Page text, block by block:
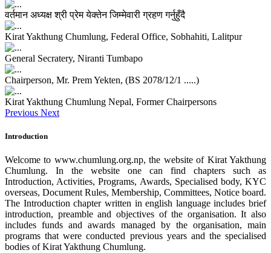
वर्तमान अध्यक्ष श्री प्रेम येक्तेन जिम्मेवारी ग्रहण गर्नुहुँदै
Kirat Yakthung Chumlung, Federal Office, Sobhahiti, Lalitpur
General Secratery, Niranti Tumbapo
Chairperson, Mr. Prem Yekten, (BS 2078/12/1 .....)
Kirat Yakthung Chumlung Nepal, Former Chairpersons
Previous Next
Introduction
Welcome to www.chumlung.org.np, the website of Kirat Yakthung
Chumlung. In the website one can find chapters such as
Introduction, Activities, Programs, Awards, Specialised body, KYC
overseas, Document Rules, Membership, Committees, Notice board.
The Introduction chapter written in english language includes brief
introduction, preamble and objectives of the organisation. It also
includes funds and awards managed by the organisation, main
programs that were conducted previous years and the specialised
bodies of Kirat Yakthung Chumlung.